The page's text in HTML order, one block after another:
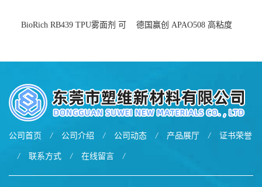
BioRich RB439 TPU雾面剂 可
德国赢创 APAO508 高粘度
公司首页 / 公司介绍 / 公司动态 / 产品展厅 / 证书荣誉
/ 联系方式 / 在线留言 /